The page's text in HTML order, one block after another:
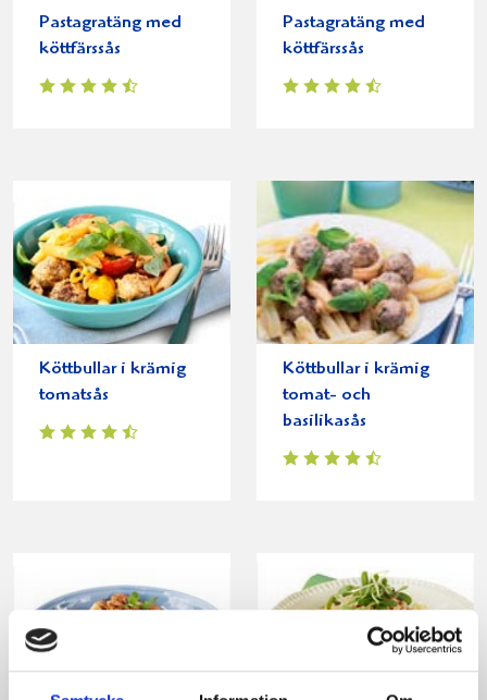
Pastagratäng med
köttfärssås
Pastagratäng med
köttfärssås
Köttbullar i krämig
tomatsås
Köttbullar i krämig
tomat- och
basilikasås